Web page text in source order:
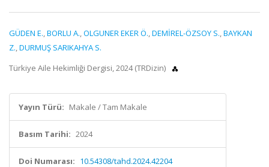
GÜDEN E.,BORLU A.,OLGUNER EKER Ö.,DEMİREL-ÖZSOY S.,BAYKAN
Z.,DURMUŞ SARIKAHYA S.
Türkiye Aile Hekimliği Dergisi, 2024 (TRDizin)
Yayın Türü: Makale / Tam Makale
Basım Tarihi: 2024
Doi Numarası: 10.54308/tahd.2024.42204